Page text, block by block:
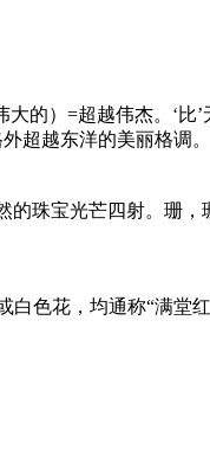
的）=超越伟杰。‘比’
超越东洋的美丽格调。
珠宝光芒四射。珊，
色花，均通称“满堂